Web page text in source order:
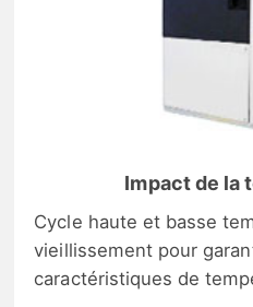
Impact de la
Cycle haute et basse
vieillissement pour
caractéristiques de